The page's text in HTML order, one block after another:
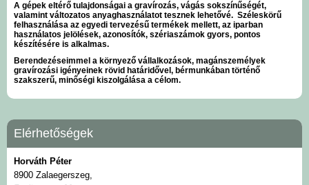
Galéria
A gépek eltérő tulajdonságai a gravírozás, vágás sokszínűségét,
valamint változatos anyaghasználatot tesznek lehetővé. Széleskörű
felhasználása az egyedi tervezésű termékek mellett, az iparban
használatos jelölések, azonosítók, szériaszámok gyors, pontos
készítésére is alkalmas.
Berendezéseimmel a környező vállalkozások, magánszemélyek
gravírozási igényeinek rövid határidővel, bérmunkában történő
szakszerű, minőségi kiszolgálása a célom.
Elérhetőségek
Horváth Péter
8900 Zalaegerszeg,